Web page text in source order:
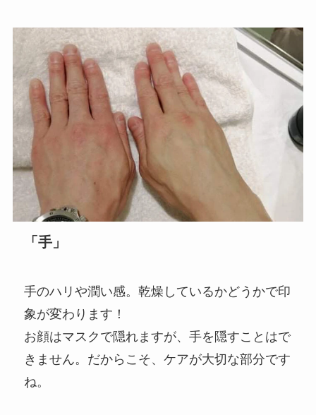
「手」
手のハリや潤い感。乾燥しているかどうかで印
象が変わります！
お顔はマスクで隠れますが、手を隠すことはで
きません。だからこそ、ケアが大切な部分です
ね。